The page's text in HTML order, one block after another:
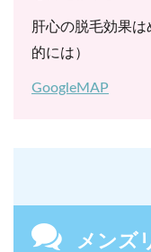
肝心の脱毛効果
的には）
GoogleMAP
メンズ